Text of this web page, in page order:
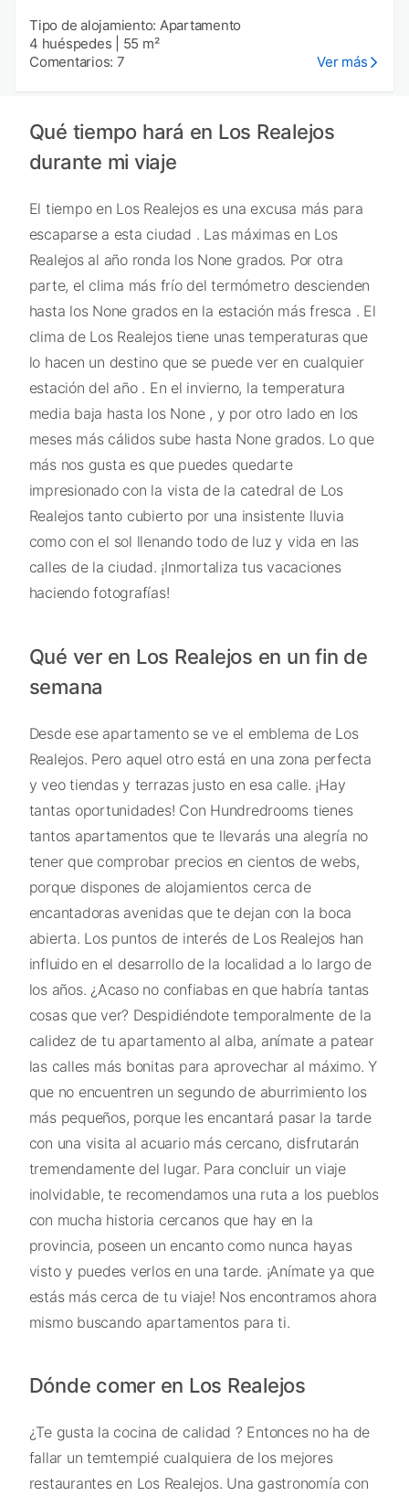
Tipo de alojamiento: Apartamento
4 huéspedes
55 m²
Comentarios: 7
Ver más
Qué tiempo hará en Los Realejos
durante mi viaje
El tiempo en Los Realejos es una excusa más para
escaparse a esta ciudad . Las máximas en Los
Realejos al año ronda los None grados. Por otra
parte, el clima más frío del termómetro descienden
hasta los None grados en la estación más fresca . El
clima de Los Realejos tiene unas temperaturas que
lo hacen un destino que se puede ver en cualquier
estación del año . En el invierno, la temperatura
media baja hasta los None , y por otro lado en los
meses más cálidos sube hasta None grados. Lo que
más nos gusta es que puedes quedarte
impresionado con la vista de la catedral de Los
Realejos tanto cubierto por una insistente lluvia
como con el sol llenando todo de luz y vida en las
calles de la ciudad. ¡Inmortaliza tus vacaciones
haciendo fotografías!
Qué ver en Los Realejos en un fin de
semana
Desde ese apartamento se ve el emblema de Los
Realejos. Pero aquel otro está en una zona perfecta
y veo tiendas y terrazas justo en esa calle. ¡Hay
tantas oportunidades! Con Hundredrooms tienes
tantos apartamentos que te llevarás una alegría no
tener que comprobar precios en cientos de webs,
porque dispones de alojamientos cerca de
encantadoras avenidas que te dejan con la boca
abierta. Los puntos de interés de Los Realejos han
influido en el desarrollo de la localidad a lo largo de
los años. ¿Acaso no confiabas en que habría tantas
cosas que ver? Despidiéndote temporalmente de la
calidez de tu apartamento al alba, anímate a patear
las calles más bonitas para aprovechar al máximo. Y
que no encuentren un segundo de aburrimiento los
más pequeños, porque les encantará pasar la tarde
con una visita al acuario más cercano, disfrutarán
tremendamente del lugar. Para concluir un viaje
inolvidable, te recomendamos una ruta a los pueblos
con mucha historia cercanos que hay en la
provincia, poseen un encanto como nunca hayas
visto y puedes verlos en una tarde. ¡Anímate ya que
estás más cerca de tu viaje! Nos encontramos ahora
mismo buscando apartamentos para ti.
Dónde comer en Los Realejos
¿Te gusta la cocina de calidad ? Entonces no ha de
fallar un temtempié cualquiera de los mejores
restaurantes en Los Realejos. Una gastronomía con